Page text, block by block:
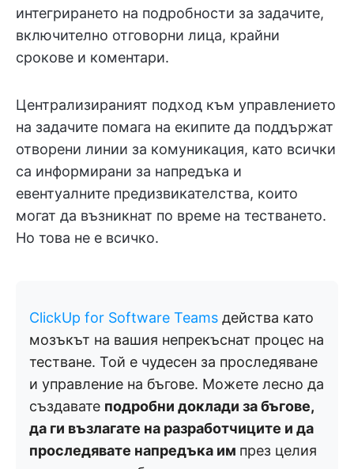
интегрирането на подробности за задачите,
включително отговорни лица, крайни
срокове и коментари.
Централизираният подход към управлението
на задачите помага на екипите да поддържат
отворени линии за комуникация, като всички
са информирани за напредъка и
евентуалните предизвикателства, които
могат да възникнат по време на тестването.
Но това не е всичко.
ClickUp for Software Teams действа като
мозъкът на вашия непрекъснат процес на
тестване. Той е чудесен за проследяване
и управление на бъгове. Можете лесно да
създавате подробни доклади за бъгове,
да ги възлагате на разработчиците и да
проследявате напредъка им през целия